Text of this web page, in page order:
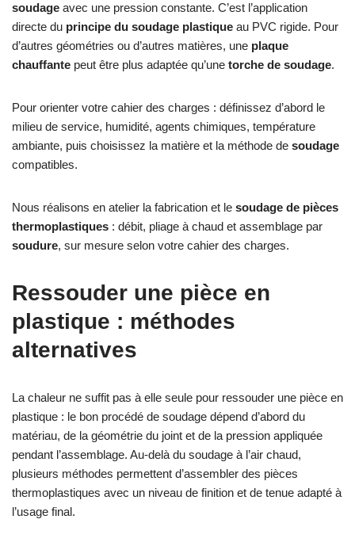
soudage avec une pression constante. C’est l’application
directe du principe du soudage plastique au PVC rigide. Pour
d’autres géométries ou d’autres matières, une plaque
chauffante peut être plus adaptée qu’une torche de soudage.
Pour orienter votre cahier des charges : définissez d’abord le
milieu de service, humidité, agents chimiques, température
ambiante, puis choisissez la matière et la méthode de soudage
compatibles.
Nous réalisons en atelier la fabrication et le soudage de pièces
thermoplastiques : débit, pliage à chaud et assemblage par
soudure, sur mesure selon votre cahier des charges.
Ressouder une pièce en
plastique : méthodes
alternatives
La chaleur ne suffit pas à elle seule pour ressouder une pièce en
plastique : le bon procédé de soudage dépend d’abord du
matériau, de la géométrie du joint et de la pression appliquée
pendant l’assemblage. Au-delà du soudage à l’air chaud,
plusieurs méthodes permettent d’assembler des pièces
thermoplastiques avec un niveau de finition et de tenue adapté à
l’usage final.